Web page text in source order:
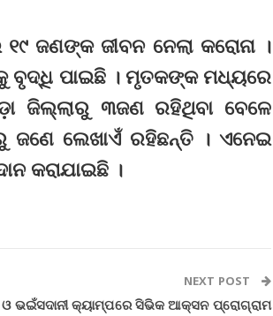
ଜଣଙ୍କ ଜୀବନ ନେଲା କରୋନା ।
ବୃଦ୍ଧି ପାଇଛି । ମୃତକଙ୍କ ମଧ୍ୟରେ
ଜିଲ୍ଲାରୁ ୩ଜଣ ରହିଥିବା ବେଳେ
ଜଣେ ଲେଖାଏଁ ରହିଛନ୍ତି । ଏନେଇ
କରାଯାଇଛି ।
NEXT POST
ଭଇଁସଦାନୀ କ୍ୟାମ୍ପରେ ସିଭିକ ଆକ୍ସନ ପ୍ରୋଗ୍ରାମ